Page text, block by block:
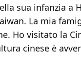
sua infanzia a
La mia
Ho visitato la
cinese è